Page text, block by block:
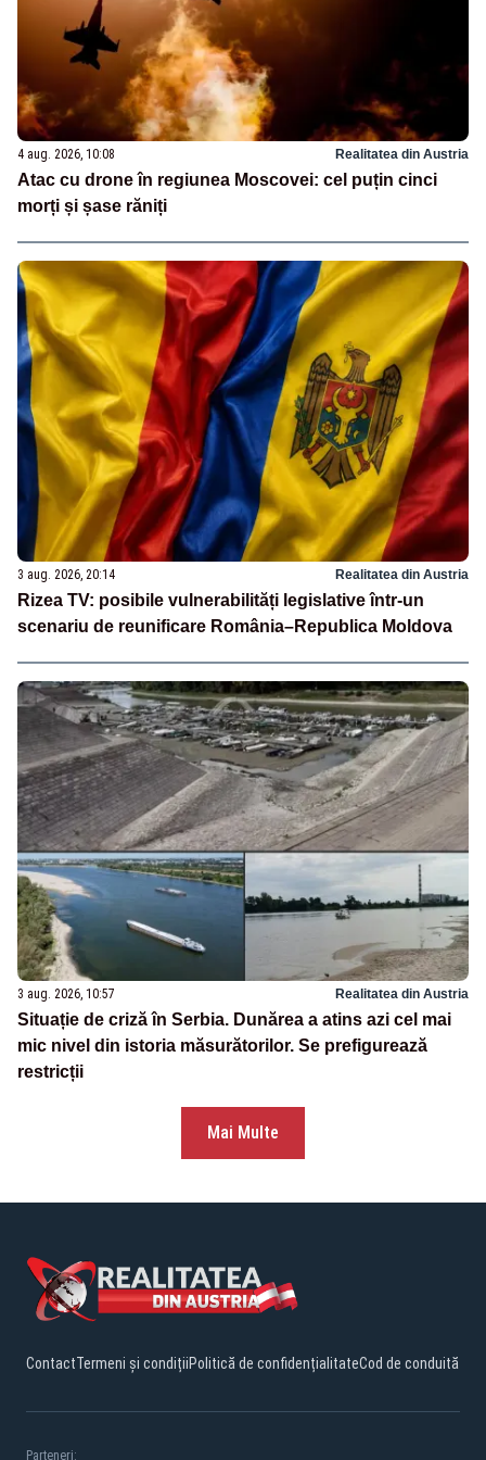
4 aug. 2026, 10:08 Realitatea din Austria
Atac cu drone în regiunea Moscovei: cel puțin cinci
morți și șase răniți
3 aug. 2026, 20:14 Realitatea din Austria
Rizea TV: posibile vulnerabilități legislative într-un
scenariu de reunificare România–Republica Moldova
3 aug. 2026, 10:57 Realitatea din Austria
Situație de criză în Serbia. Dunărea a atins azi cel mai
mic nivel din istoria măsurătorilor. Se prefigurează
restricții
Mai Multe
ContactTermeni și condițiiPolitică de confidențialitateCod de conduită
Parteneri: